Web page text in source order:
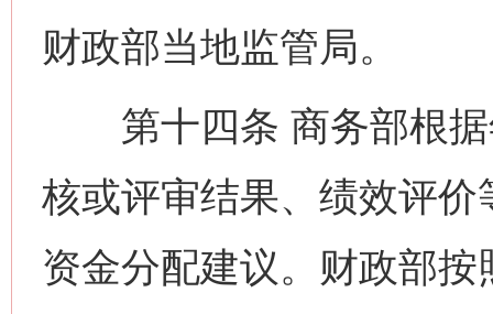
财政部当地监管局。
第十四条 商务部根据
核或评审结果、绩效评
资金分配建议。财政部